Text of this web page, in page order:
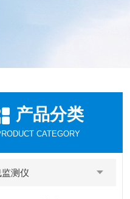
产品分类
CATEGORY
测仪